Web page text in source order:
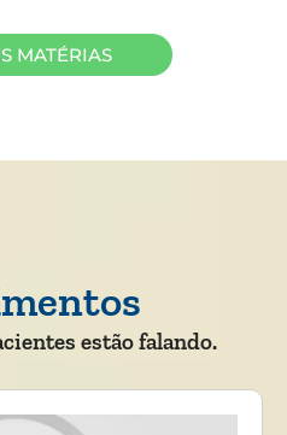
MATÉRIAS
estão falando.